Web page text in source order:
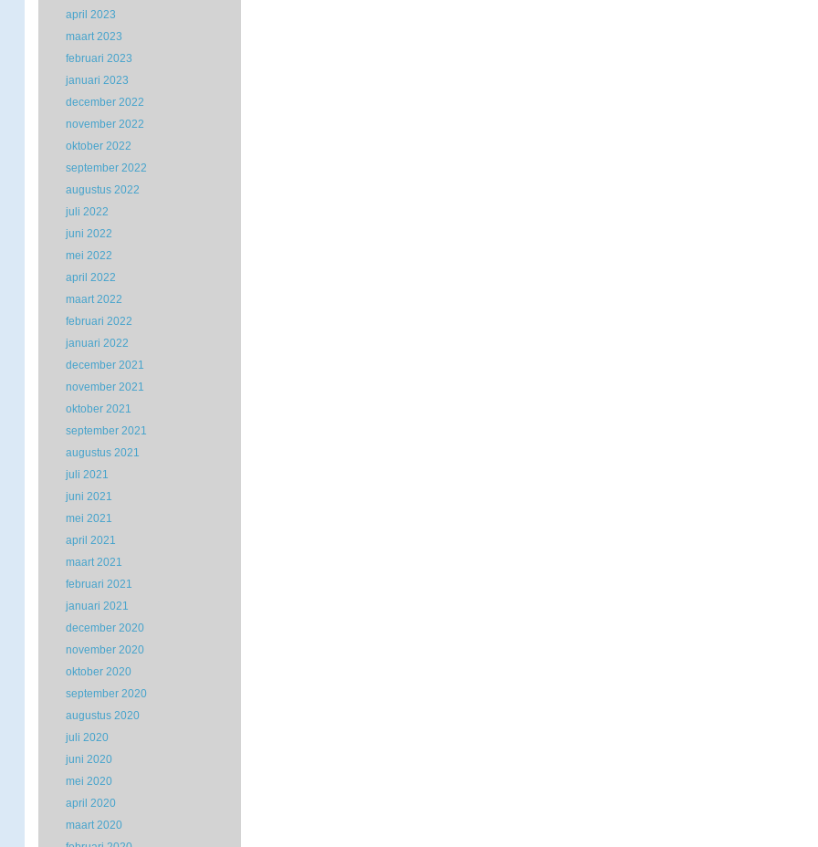
april 2023
maart 2023
februari 2023
januari 2023
december 2022
november 2022
oktober 2022
september 2022
augustus 2022
juli 2022
juni 2022
mei 2022
april 2022
maart 2022
februari 2022
januari 2022
december 2021
november 2021
oktober 2021
september 2021
augustus 2021
juli 2021
juni 2021
mei 2021
april 2021
maart 2021
februari 2021
januari 2021
december 2020
november 2020
oktober 2020
september 2020
augustus 2020
juli 2020
juni 2020
mei 2020
april 2020
maart 2020